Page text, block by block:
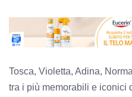
Tosca, Violetta, Adina,
tra i più memorabili e iconici